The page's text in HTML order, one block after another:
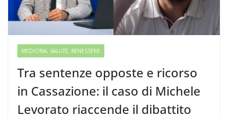
MEDICINA, SALUTE, BENESSERE
Tra sentenze opposte e ricorso
in Cassazione: il caso di Michele
Levorato riaccende il dibattito